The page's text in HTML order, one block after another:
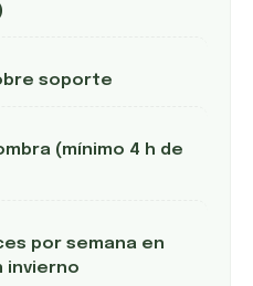
soporte
(mínimo 4 h de
por semana en
invierno